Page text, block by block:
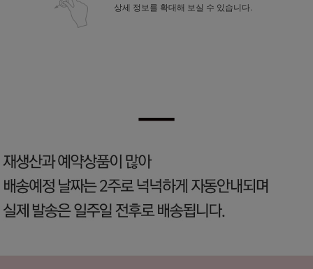
상세 정보를 확대해 보실 수 있습니다.